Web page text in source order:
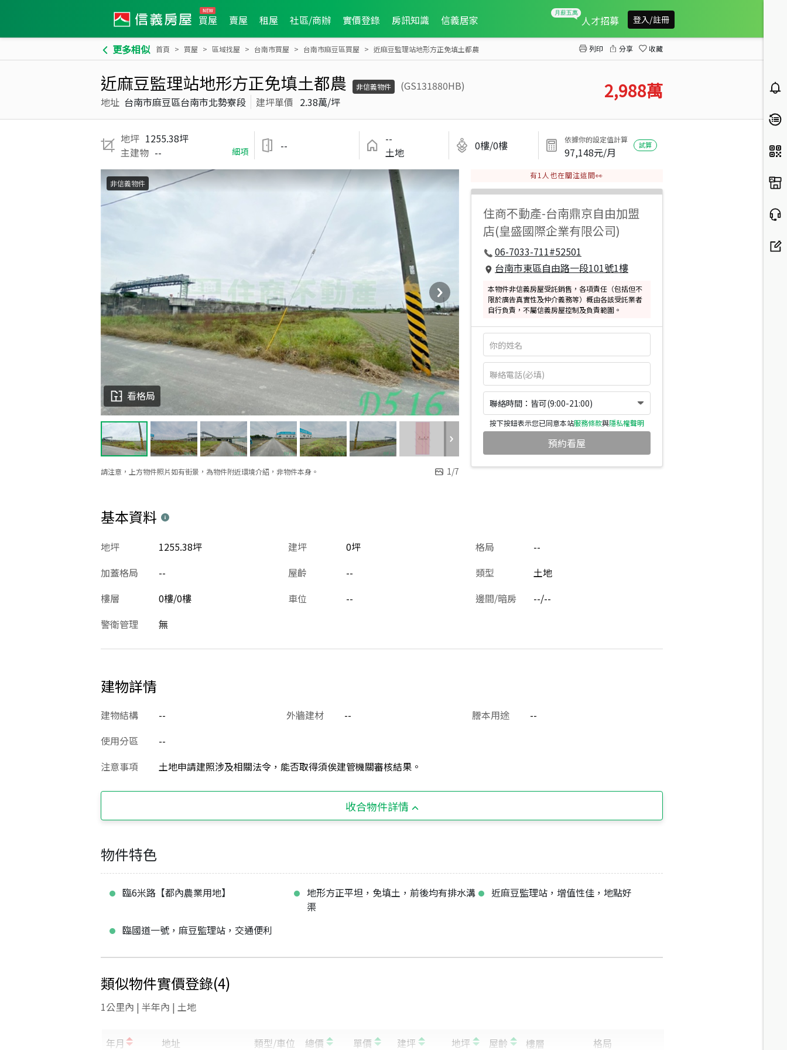
買屋 賣屋 租屋 社區/商辦 實價登錄 房訊知識 信義居家 人才招募 登入/註冊
更多相似 首頁 買屋 區域找屋 台南市買屋 台南市麻豆區買屋 近麻豆監理站地形方正免填土都農 列印 分享 收藏
近麻豆監理站地形方正免填土都農 非信義物件
(GS131880HB)
地址 台南市麻豆區台南市北勢寮段 建坪單價 2.38萬/坪 2,988萬
地坪 1255.38坪
主建物 -- 細項 --
--
土地
0樓/0樓 依據你的設定值計算
97,148元/月
試算
請注意，上方物件照片如有街景，為物件附近環境介紹，非物件本身。 1/7
看格局
非信義物件
有1 人也在關注這間👀
住商不動產-台南鼎京自由加盟
店(皇盛國際企業有限公司)
06-7033-711#52501
台南市東區自由路一段101號1樓
本物件非信義房屋受託銷售，各項責任（包括但不
限於廣告真實性及仲介義務等）概由各該受託業者
自行負責，不屬信義房屋控制及負責範圍。
聯絡時間：皆可(9:00-21:00)
按下按鈕表示您已同意本站服務條款與隱私權聲明
預約看屋
基本資料
建坪 0坪
地坪 1255.38坪 格局
--
加蓋格局
-- 屋齡 -- 類型
土地
樓層
0樓/0樓 車位 -- 邊間/暗房
--/--
警衛管理
無
建物詳情
建物結構 -- 外牆建材 -- 謄本用途
--
使用分區
--
注意事項
土地申請建照涉及相關法令，能否取得須俟建管機關審核結果。
收合物件詳情
物件特色
臨6米路【都內農業用地】
地形方正平坦，免填土，前後均有排水溝
渠
近麻豆監理站，增值性佳，地點好
臨國道一號，麻豆監理站，交通便利
類似物件實價登錄(4)
1公里內 | 半年內 | 土地